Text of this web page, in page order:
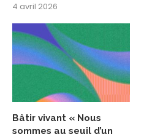
4 avril 2026
Bâtir vivant « Nous
sommes au seuil d’un